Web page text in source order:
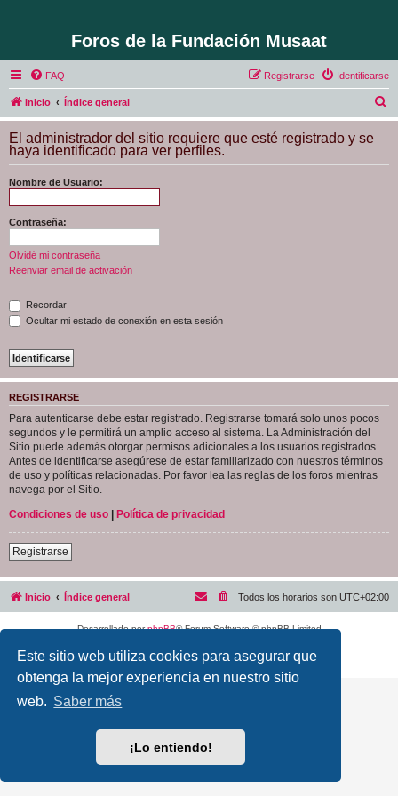
Este sitio web utiliza cookies para asegurar que
obtenga la mejor experiencia en nuestro sitio
web. Saber más
¡Lo entiendo!
Foros de la Fundación Musaat
FAQ Identificarse
Registrarse
Inicio Índice general
u
c
El administrador del sitio requiere que esté registrado y se
haya identificado para ver perfiles.
Nombre de Usuario:
Contraseña:
Olvidé mi contraseña
Reenviar email de activación
Recordar
Ocultar mi estado de conexión en esta sesión
REGISTRARSE
Para autenticarse debe estar registrado. Registrarse tomará solo unos pocos
segundos y le permitirá un amplio acceso al sistema. La Administración del
Sitio puede además otorgar permisos adicionales a los usuarios registrados.
Antes de identificarse asegúrese de estar familiarizado con nuestros términos
de uso y políticas relacionadas. Por favor lea las reglas de los foros mientras
navega por el Sitio.
Condiciones de uso | Política de privacidad
Registrarse
Inicio Índice general Todos los horarios son UTC+02:00
Desarrollado porphpBB® Forum Software © phpBB Limited
Privacidad| Condiciones